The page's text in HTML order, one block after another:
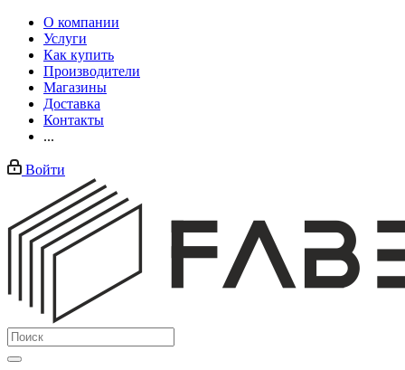
О компании
Услуги
Как купить
Производители
Магазины
Доставка
Контакты
...
Войти